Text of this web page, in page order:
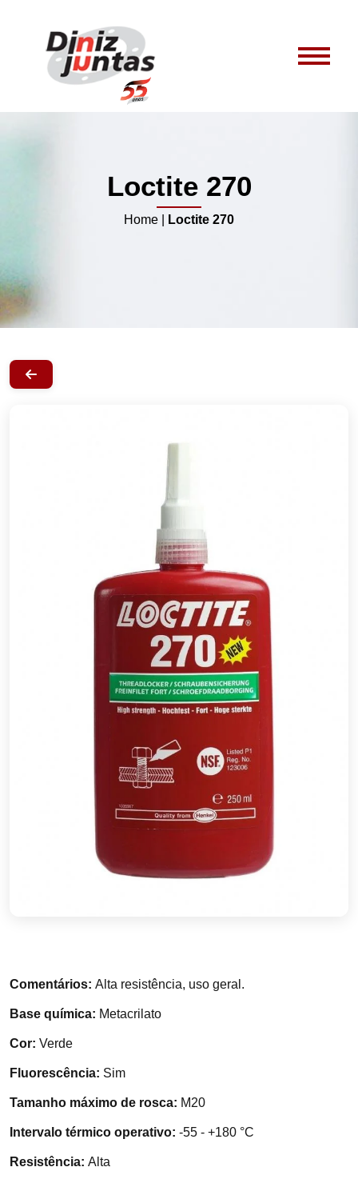
Loctite 270
Home Loctite 270
Comentários: Alta resistência, uso geral.
Base química: Metacrilato
Cor: Verde
Fluorescência: Sim
Tamanho máximo de rosca: M20
Intervalo térmico operativo: -55 - +180 °C
Resistência: Alta